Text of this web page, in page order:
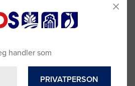
& Svar
handler som
PRIVATPERSON